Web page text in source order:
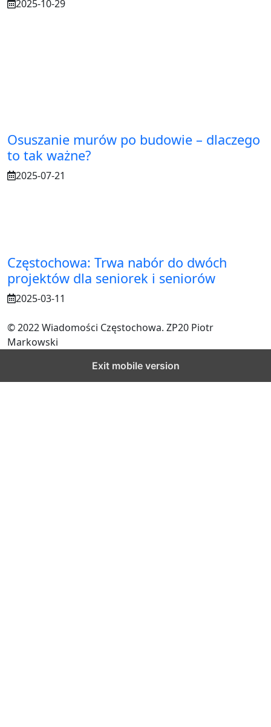
2025-10-29
Osuszanie murów po budowie – dlaczego
to tak ważne?
2025-07-21
Częstochowa: Trwa nabór do dwóch
projektów dla seniorek i seniorów
2025-03-11
© 2022 Wiadomości Częstochowa. ZP20 Piotr
Markowski
Exit mobile version